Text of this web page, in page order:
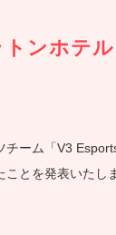
ンホテ
チーム「V3
ことを発表いた